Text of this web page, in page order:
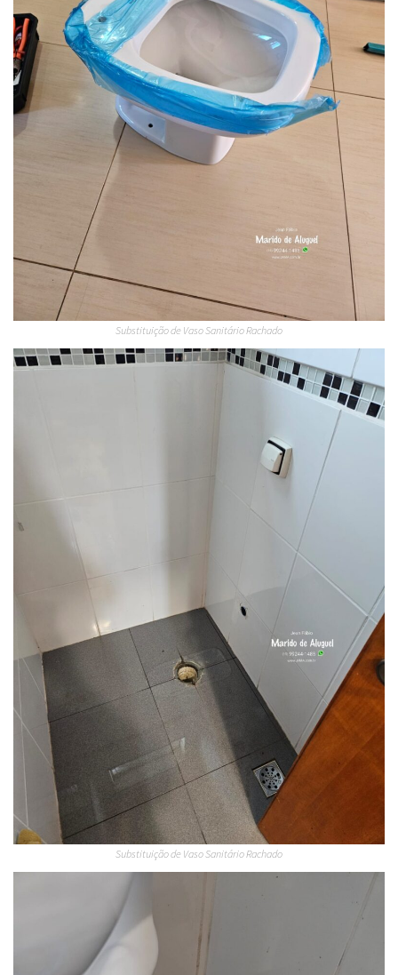
Substituição de Vaso Sanitário Rachado
Substituição de Vaso Sanitário Rachado